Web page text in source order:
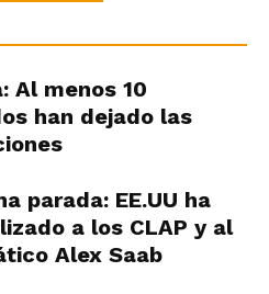
Al menos 10
han dejado las
parada: EE.UU ha
a los CLAP y al
Alex Saab